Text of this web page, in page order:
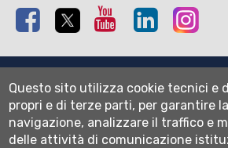
Facebook Twitter Youtube Linkedin
Mappa del sito
Normativa cookie
Informativa privacy
Cookie settings
Questo sito utilizza cookie tecnici e
propri e di terze parti, per garantire
navigazione, analizzare il traffico e
delle attività di comunicazione